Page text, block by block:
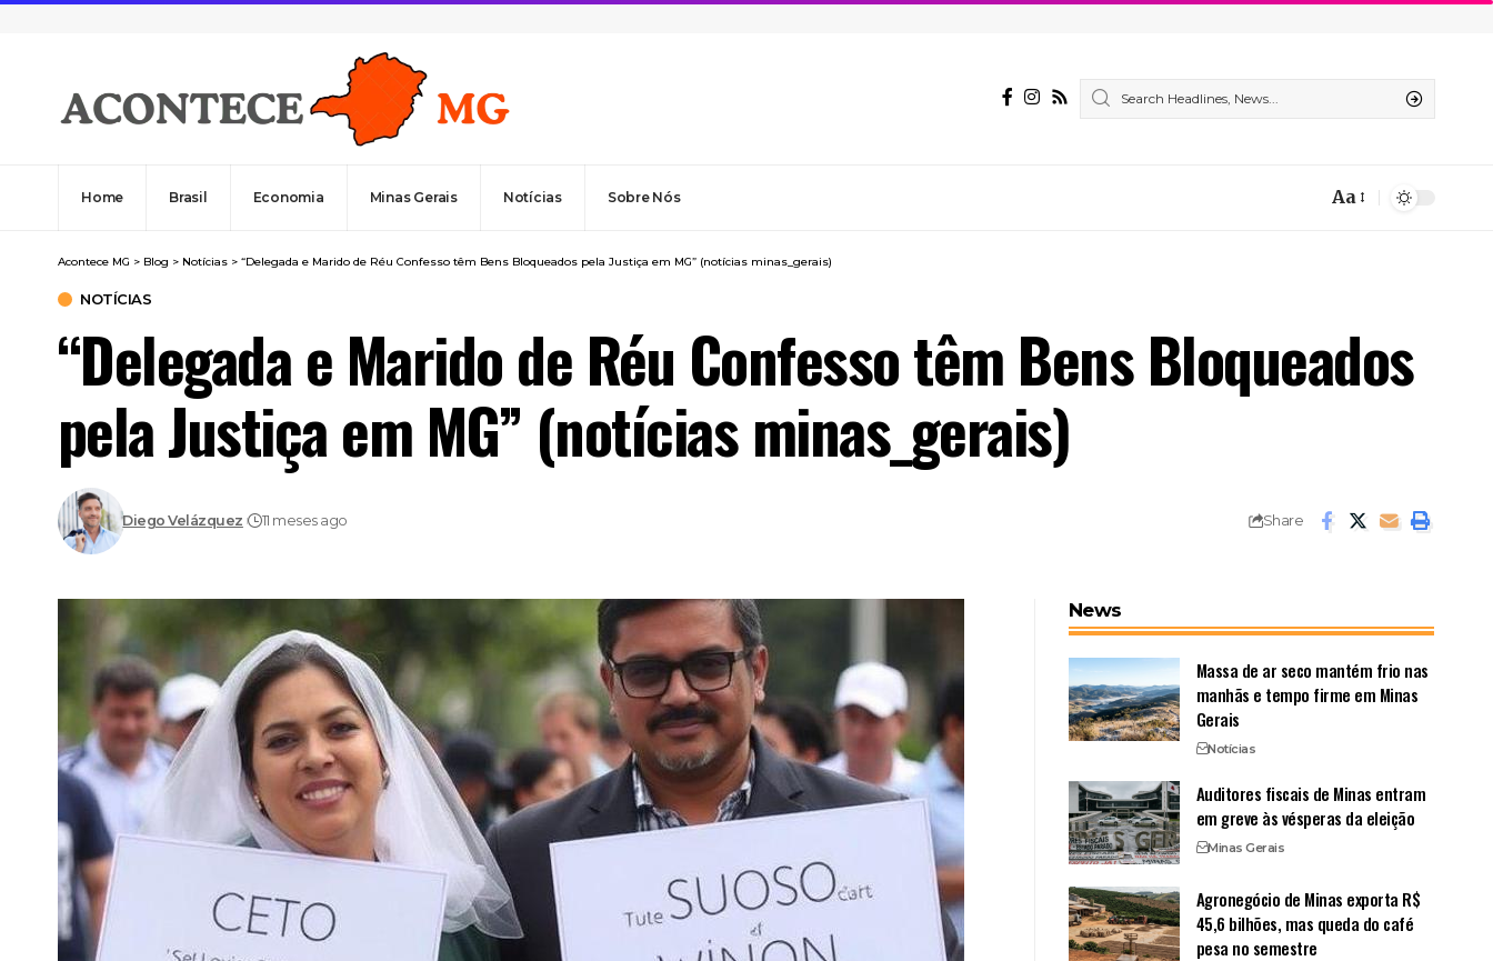
Home Brasil Economia Minas Gerais Notícias Sobre Nós
Font
Aa
Acontece MG > Blog > Notícias > “Delegada e Marido de Réu Confesso têm Bens Bloqueados pela Justiça em MG” (notícias minas_gerais)
NOTÍCIAS
“Delegada e Marido de Réu Confesso têm Bens Bloqueados
pela Justiça em MG” (notícias minas_gerais)
Diego Velázquez 11 meses ago Share
News
Massa de ar seco mantém frio nas
manhãs e tempo firme em Minas
Gerais
Notícias
Auditores fiscais de Minas entram
em greve às vésperas da eleição
Minas Gerais
Agronegócio de Minas exporta R$
45,6 bilhões, mas queda do café
pesa no semestre